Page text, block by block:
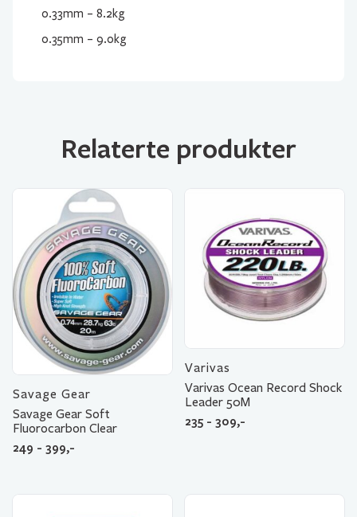
0.33mm – 8.2kg
0.35mm – 9.0kg
Relaterte produkter
Savage Gear
Savage Gear Soft
Fluorocarbon Clear
249 - 399,-
Varivas
Varivas Ocean Record Shock
Leader 50M
235 - 309,-